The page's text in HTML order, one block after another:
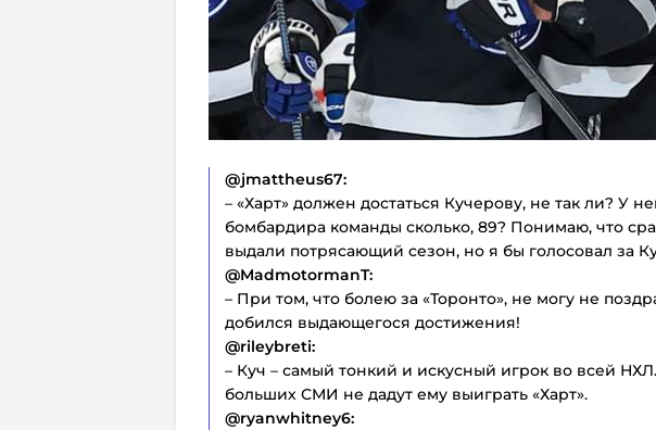
@jmattheus67:
– «Харт» должен достаться Кучерову, не так ли? У
бомбардира команды сколько, 89? Понимаю, что
выдали потрясающий сезон, но я бы голосовал за
@MadmotormanT:
– При том, что болею за «Торонто», не могу не
добился выдающегося достижения!
@rileybreti:
– Куч – самый тонкий и искусный игрок во всей
больших СМИ не дадут ему выиграть «Харт».
@ryanwhitney6: